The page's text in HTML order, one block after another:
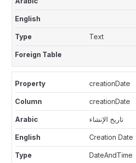
Text
creationDate
creationDate
تاريخ الإنشاء
Creation Date
DateAndTime